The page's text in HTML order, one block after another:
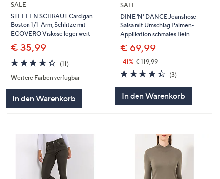
SALE
STEFFEN SCHRAUT Cardigan
Boston 1/1-Arm, Schlitze mit
ECOVERO Viskose leger weit
€ 35,99
4.4
von
5
(11)
Weitere Farben verfügbar
In den Warenkorb
SALE
DINE 'N' DANCE Jeanshose
Salsa mit Umschlag Palmen-
Applikation schmales Bein
€ 69,99
-41% € 119,99
4.3
von
5
(3)
In den Warenkorb